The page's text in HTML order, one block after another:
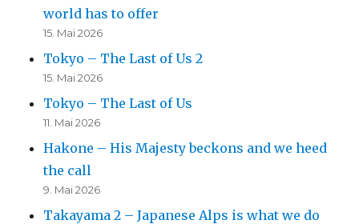
world has to offer
15. Mai 2026
Tokyo – The Last of Us 2
15. Mai 2026
Tokyo – The Last of Us
11. Mai 2026
Hakone – His Majesty beckons and we heed
the call
9. Mai 2026
Takayama 2 – Japanese Alps is what we do